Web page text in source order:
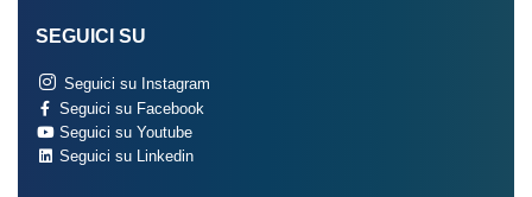
SEGUICI SU
Seguici su Instagram
Seguici su Facebook
Seguici su Youtube
Seguici su Linkedin